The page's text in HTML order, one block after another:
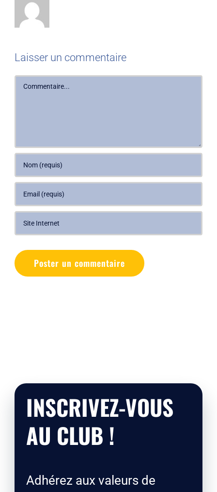
Laisser un commentaire
Commentaire
INSCRIVEZ-VOUS
AU CLUB !
Adhérez aux valeurs de